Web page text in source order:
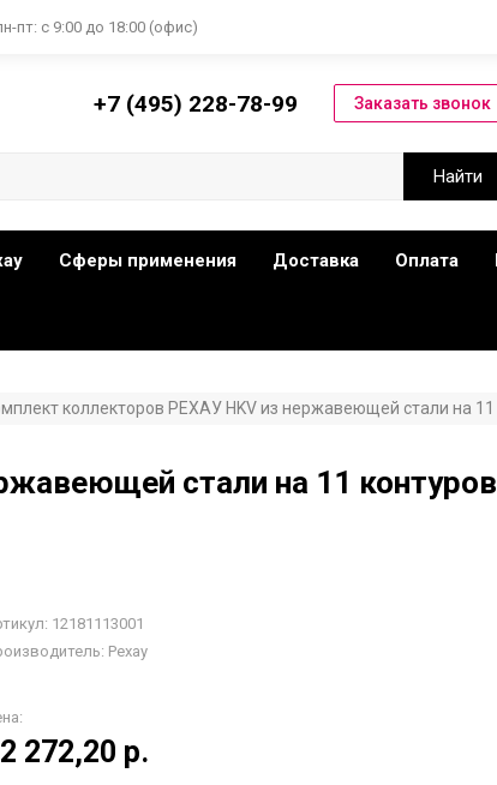
пт: с 9:00 до 18:00 (офис)
+7 (495) 228-78-99
Сферы применения Доставка Оплата
коллекторов РЕХАУ HKV из нержавеющей стали на
стали на 11
12181113001
Рехау
272,20 р.